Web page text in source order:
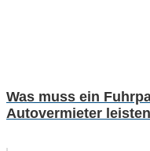
Was muss ein
Autovermieter